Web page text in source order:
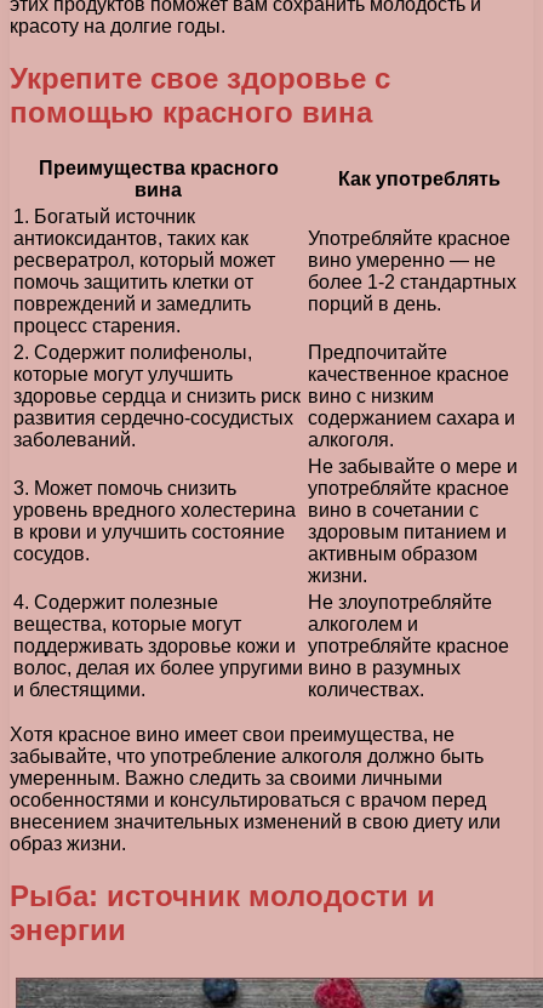
этих продуктов поможет вам сохранить молодость и
красоту на долгие годы.
Укрепите свое здоровье с
помощью красного вина
Преимущества красного
вина
Как употреблять
1. Богатый источник
антиоксидантов, таких как
ресвератрол, который может
помочь защитить клетки от
повреждений и замедлить
процесс старения.
Употребляйте красное
вино умеренно — не
более 1-2 стандартных
порций в день.
2. Содержит полифенолы,
которые могут улучшить
здоровье сердца и снизить риск
развития сердечно-сосудистых
заболеваний.
Предпочитайте
качественное красное
вино с низким
содержанием сахара и
алкоголя.
3. Может помочь снизить
уровень вредного холестерина
в крови и улучшить состояние
сосудов.
Не забывайте о мере и
употребляйте красное
вино в сочетании с
здоровым питанием и
активным образом
жизни.
4. Содержит полезные
вещества, которые могут
поддерживать здоровье кожи и
волос, делая их более упругими
и блестящими.
Не злоупотребляйте
алкоголем и
употребляйте красное
вино в разумных
количествах.
Хотя красное вино имеет свои преимущества, не
забывайте, что употребление алкоголя должно быть
умеренным. Важно следить за своими личными
особенностями и консультироваться с врачом перед
внесением значительных изменений в свою диету или
образ жизни.
Рыба: источник молодости и
энергии